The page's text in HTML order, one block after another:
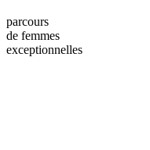
parcours
de femmes
exceptionnelles